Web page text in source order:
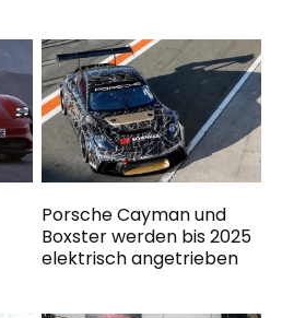
Porsche Cayman und
Boxster werden bis 2025
elektrisch angetrieben